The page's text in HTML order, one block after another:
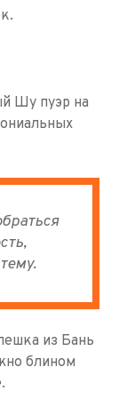
Шу пуэр на
из Бань
блином